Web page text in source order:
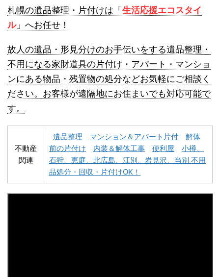
名寄市不用品回収 士別市不用品回収
深川市不用品回収 夕張市不用品回収
札幌の遺品整理・片付けは「 生活応援エコスタイ
ル」へお任せ！
故人の遺品・形見分けのお手伝いをする遺品整理・
不用になる家財道具の片付け・アパート・マンショ
ンにある物品・残置物の処分などお気軽にご相談く
ださい。お客様が遠隔地にお住まいでも対応可能で
す。
不動産
関連
遺品整理 マンション＆アパート片付
解体
前の片付け
内装＆解体工事 便利屋
小樽、
石狩、恵庭、北広島、江別、岩見沢、当別 不用
品処分・回収・片付けOK！